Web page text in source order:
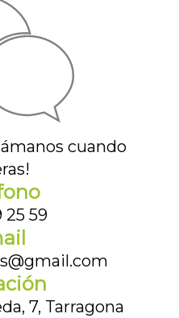
cuando
25 59
7, Tarragona